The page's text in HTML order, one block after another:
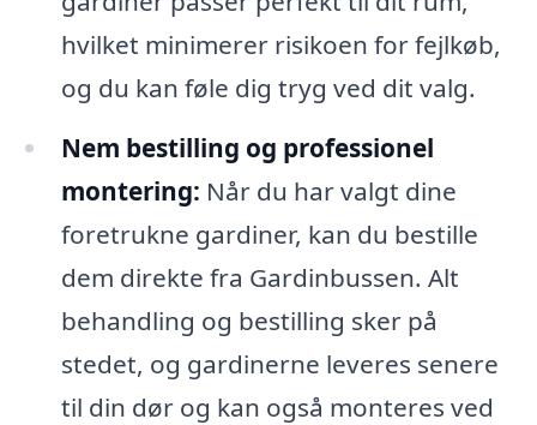
hvilket minimerer risikoen for fejlkøb,
og du kan føle dig tryg ved dit valg.
Nem bestilling og professionel
montering: Når du har valgt dine
foretrukne gardiner, kan du bestille
dem direkte fra Gardinbussen. Alt
behandling og bestilling sker på
stedet, og gardinerne leveres senere
til din dør og kan også monteres ved